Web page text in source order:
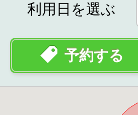
利用日を選ぶ
予約する